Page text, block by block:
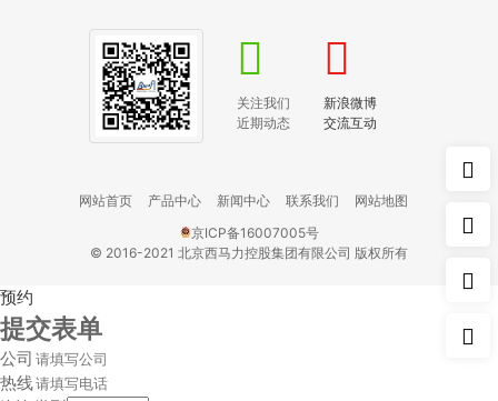
关注我们
近期动态
新浪微博
交流互动
网站首页 产品中心 新闻中心 联系我们
网站地图
京ICP备16007005号
© 2016-2021 北京西马力控股集团有限公司 版权所有
预约
提交表单
公司
热线